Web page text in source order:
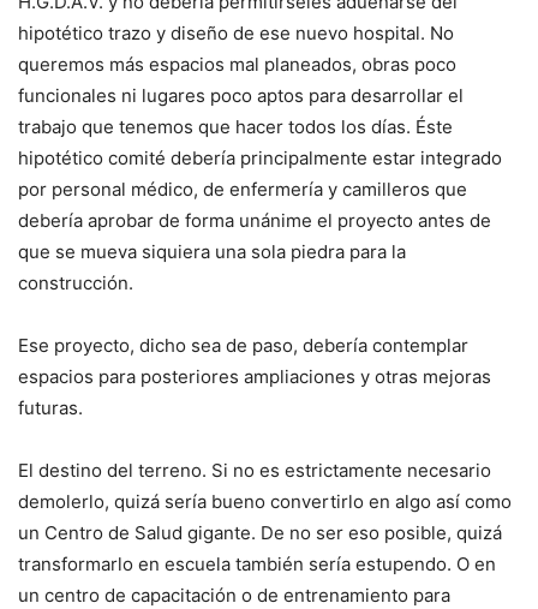
hipotético trazo y diseño de ese nuevo hospital. No
queremos más espacios mal planeados, obras poco
funcionales ni lugares poco aptos para desarrollar el
trabajo que tenemos que hacer todos los días. Éste
hipotético comité debería principalmente estar integrado
por personal médico, de enfermería y camilleros que
debería aprobar de forma unánime el proyecto antes de
que se mueva siquiera una sola piedra para la
construcción.
Ese proyecto, dicho sea de paso, debería contemplar
espacios para posteriores ampliaciones y otras mejoras
futuras.
El destino del terreno. Si no es estrictamente necesario
demolerlo, quizá sería bueno convertirlo en algo así como
un Centro de Salud gigante. De no ser eso posible, quizá
transformarlo en escuela también sería estupendo. O en
un centro de capacitación o de entrenamiento para